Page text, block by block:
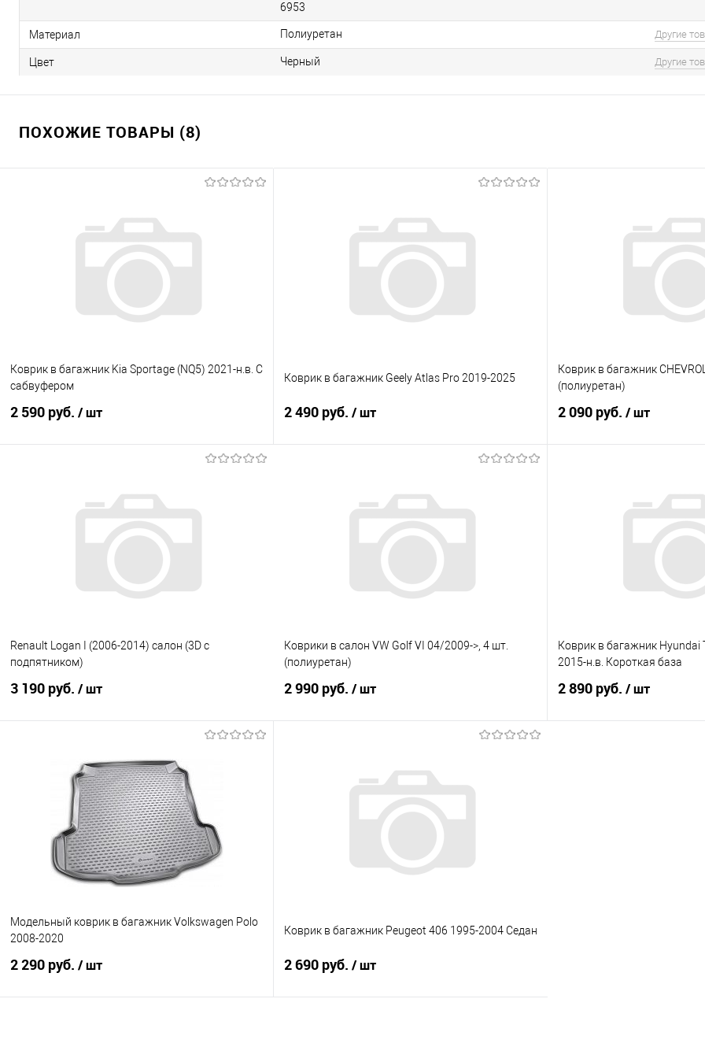
6953
Материал Полиуретан Другие
Цвет Черный Другие
ПОХОЖИЕ ТОВАРЫ (8)
Коврик в багажник Kia Sportage (NQ5) 2021-н.в. С
сабвуфером
2 590 руб. / шт
Купить в 1 клик
Сравнение
Под заказ
Коврик в багажник Geely Atlas Pro 2019-2025
2 490 руб. / шт
Купить в 1 клик
Сравнение
Под заказ
Коврик в багажник
(полиуретан)
2 090 руб. / шт
Купить в 1 клик
Renault Logan I (2006-2014) салон (3D с
подпятником)
3 190 руб. / шт
Купить в 1 клик
Сравнение
В избранное
Под заказ
Коврики в салон VW Golf VI 04/2009->, 4 шт.
(полиуретан)
2 990 руб. / шт
Купить в 1 клик
Сравнение
Под заказ
Коврик в багажник Hyundai
2015-н.в. Короткая база
2 890 руб. / шт
Модельный коврик в багажник Volkswagen Polo
2008-2020
2 290 руб. / шт
Коврик в багажник Peugeot 406 1995-2004 Седан
2 690 руб. / шт